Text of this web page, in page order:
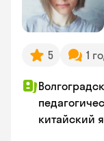
5 1
китайский